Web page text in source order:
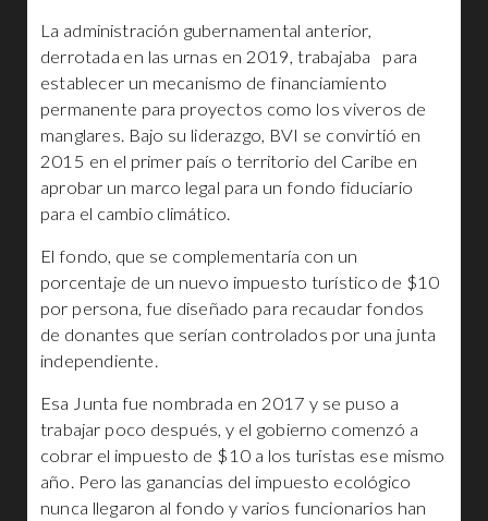
La administración gubernamental anterior,
derrotada en las urnas en 2019, trabajaba para
establecer un mecanismo de financiamiento
permanente para proyectos como los viveros de
manglares. Bajo su liderazgo, BVI se convirtió en
2015 en el primer país o territorio del Caribe en
aprobar un marco legal para un fondo fiduciario
para el cambio climático.
El fondo, que se complementaría con un
porcentaje de un nuevo impuesto turístico de $10
por persona, fue diseñado para recaudar fondos
de donantes que serían controlados por una junta
independiente.
Esa Junta fue nombrada en 2017 y se puso a
trabajar poco después, y el gobierno comenzó a
cobrar el impuesto de $10 a los turistas ese mismo
año. Pero las ganancias del impuesto ecológico
nunca llegaron al fondo y varios funcionarios han